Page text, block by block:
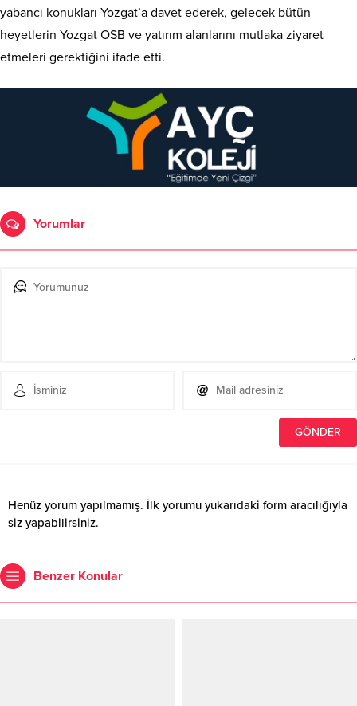
yabancı konukları Yozgat’a davet ederek, gelecek bütün
heyetlerin Yozgat OSB ve yatırım alanlarını mutlaka ziyaret
etmeleri gerektiğini ifade etti.
Yorumlar
Henüz yorum yapılmamış. İlk yorumu yukarıdaki form aracılığıyla
siz yapabilirsiniz.
Benzer Konular